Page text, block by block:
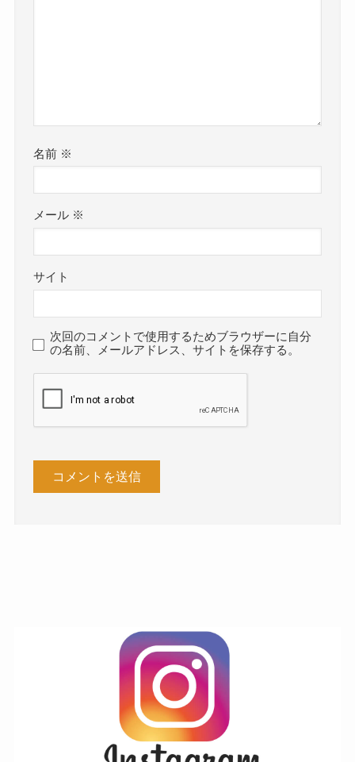
名前 ※
メール ※
サイト
次回のコメントで使用するためブラウザーに自分
の名前、メールアドレス、サイトを保存する。